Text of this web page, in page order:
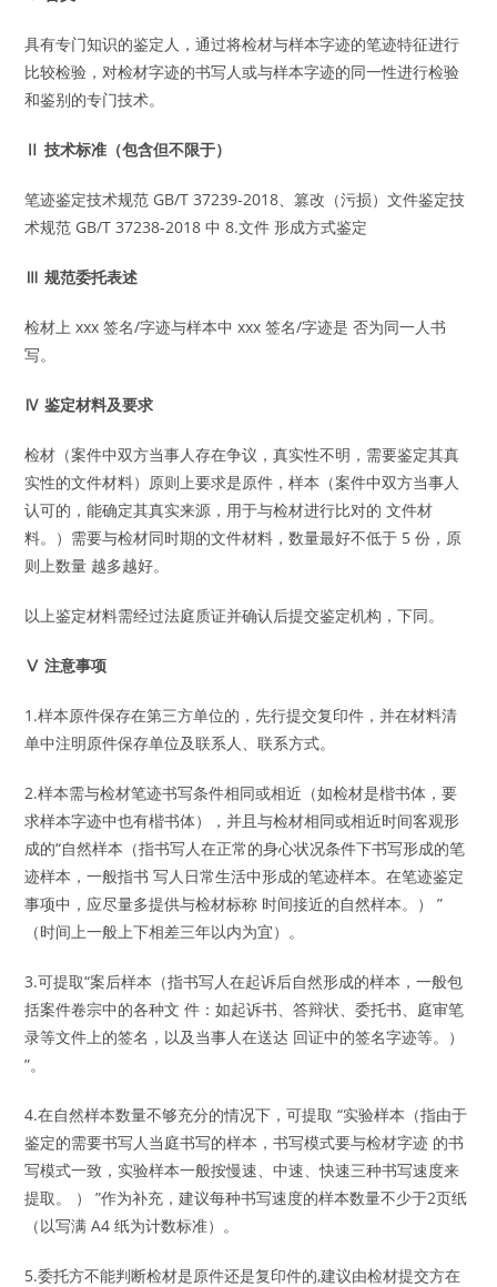
具有专门知识的鉴定人，通过将检材与样本字迹的笔迹特征进行
比较检验，对检材字迹的书写人或与样本字迹的同一性进行检验
和鉴别的专门技术。
Ⅱ 技术标准（包含但不限于）
笔迹鉴定技术规范 GB/T 37239-2018、篡改（污损）文件鉴定技
术规范 GB/T 37238-2018 中 8.文件 形成方式鉴定
Ⅲ 规范委托表述
检材上 xxx 签名/字迹与样本中 xxx 签名/字迹是 否为同一人书
写。
Ⅳ 鉴定材料及要求
检材（案件中双方当事人存在争议，真实性不明，需要鉴定其真
实性的文件材料）原则上要求是原件，样本（案件中双方当事人
认可的，能确定其真实来源，用于与检材进行比对的 文件材
料。）需要与检材同时期的文件材料，数量最好不低于 5 份，原
则上数量 越多越好。
以上鉴定材料需经过法庭质证并确认后提交鉴定机构，下同。
Ⅴ 注意事项
1.样本原件保存在第三方单位的，先行提交复印件，并在材料清
单中注明原件保存单位及联系人、联系方式。
2.样本需与检材笔迹书写条件相同或相近（如检材是楷书体，要
求样本字迹中也有楷书体），并且与检材相同或相近时间客观形
成的“自然样本（指书写人在正常的身心状况条件下书写形成的笔
迹样本，一般指书 写人日常生活中形成的笔迹样本。在笔迹鉴定
事项中，应尽量多提供与检材标称 时间接近的自然样本。） ”
（时间上一般上下相差三年以内为宜）。
3.可提取“案后样本（指书写人在起诉后自然形成的样本，一般包
括案件卷宗中的各种文 件：如起诉书、答辩状、委托书、庭审笔
录等文件上的签名，以及当事人在送达 回证中的签名字迹等。）
”。
4.在自然样本数量不够充分的情况下，可提取 “实验样本（指由于
鉴定的需要书写人当庭书写的样本，书写模式要与检材字迹 的书
写模式一致，实验样本一般按慢速、中速、快速三种书写速度来
提取。 ） ”作为补充，建议每种书写速度的样本数量不少于2页纸
（以写满 A4 纸为计数标准）。
5.委托方不能判断检材是原件还是复印件的,建议由检材提交方在